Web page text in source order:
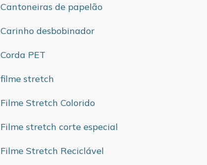
Cantoneiras de papelão
Carinho desbobinador
Corda PET
filme stretch
Filme Stretch Colorido
Filme stretch corte especial
Filme Stretch Reciclável